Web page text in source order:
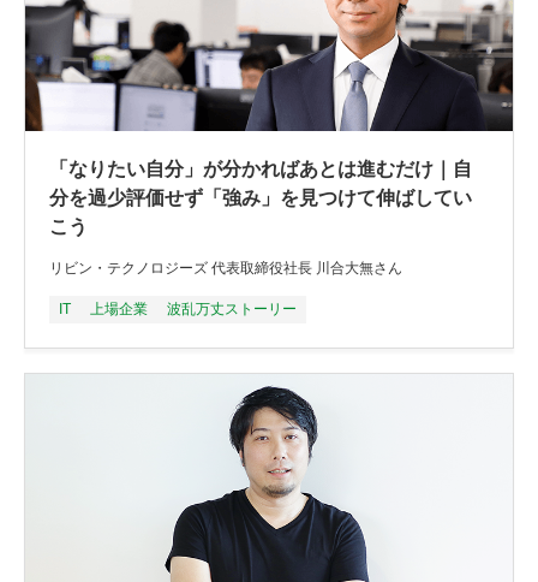
「なりたい自分」が分かればあとは進むだけ｜自
分を過少評価せず「強み」を見つけて伸ばしてい
こう
リビン・テクノロジーズ 代表取締役社長 川合大無さん
IT 上場企業 波乱万丈ストーリー